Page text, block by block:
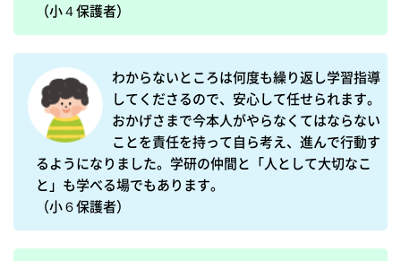
（小４保護者）
わからないところは何度も繰り返し学習指導
してくださるので、安心して任せられます。
おかげさまで今本人がやらなくてはならない
ことを責任を持って自ら考え、進んで行動す
るようになりました。学研の仲間と「人として大切なこ
と」も学べる場でもあります。
（小６保護者）